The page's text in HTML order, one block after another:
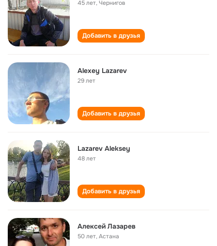
45 лет,Чернигов
Добавить в друзья
Alexey Lazarev
29 лет
Добавить в друзья
Lazarev Aleksey
48 лет
Добавить в друзья
Алексей Лазарев
50 лет,Астана